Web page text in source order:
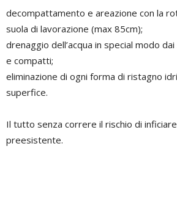
decompattamento e areazione con la
suola di lavorazione (max 85cm);
drenaggio dell’acqua in special modo
e compatti;
eliminazione di ogni forma di ristagno
superfice.
Il tutto senza correre il rischio di
preesistente.